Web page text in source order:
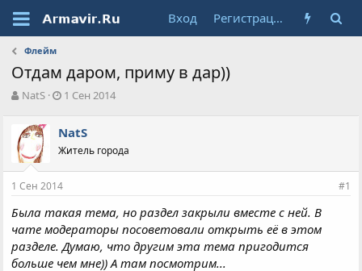
Вход Регистрация
Флейм
Отдам даром, приму в дар))
А
о
р
т
е
ы
NatS
Д
а
н
л
а
1 Сен 2014
NatS
Житель города
1 Сен 2014 #1
Была такая тема, но раздел закрыли вместе с ней. В
чате модераторы посоветовали открыть её в этом
разделе. Думаю, что другим эта тема пригодится
больше чем мне)) А там посмотрим...